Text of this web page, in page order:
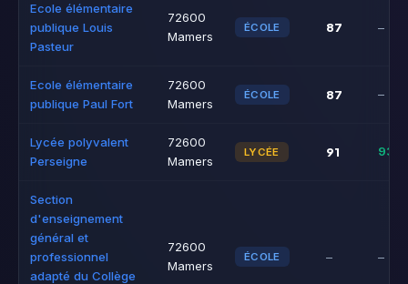
Ecole élémentaire
publique Louis
Pasteur
72600
Mamers
ÉCOLE 87 –
Ecole élémentaire
publique Paul Fort
72600
Mamers
ÉCOLE 87 –
Lycée polyvalent
Perseigne
72600
Mamers
LYCÉE 91 93%
Section
d'enseignement
général et
professionnel
adapté du Collège
72600
Mamers
ÉCOLE – –